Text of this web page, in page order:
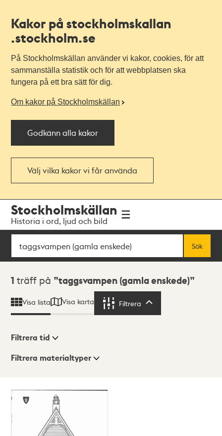
Kakor på stockholmskallan
.stockholm.se
På Stockholmskällan använder vi kakor, cookies, för att
sammanställa statistik och för att webbplatsen ska
fungera på ett bra sätt för dig.
Om kakor på Stockholmskällan
Godkänn alla kakor
Välj vilka kakor vi får använda
navigationen
huvudinnehållet
Stockholmskällan
Historia i ord, ljud och bild
Sök
Sök
Sökresultat
1 träff på taggsvampen (gamla enskede)
Visa lista Visa karta Filtrera
Visningsläge
ListaKarta
Filtrera tid
Filtrera materialtyper
träffar